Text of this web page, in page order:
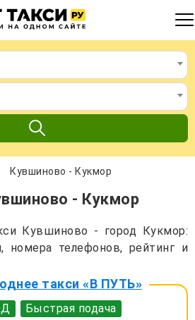
Кувшиново - Кукмор
- Кукмор
Кувшиново - город Кукмор:
номера телефонов, рейтинг и
такси «В ПУТЬ»
Быстрая подача